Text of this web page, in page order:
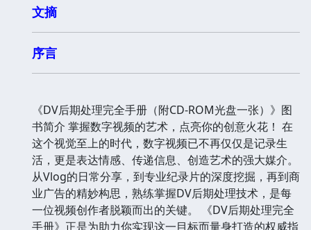
文摘
序言
《DV后期处理完全手册（附CD-ROM光盘一张）》图
书简介 掌握数字视频的艺术，点亮你的创意火花！ 在
这个视觉至上的时代，数字视频已不再仅仅是记录生
活，更是表达情感、传递信息、创造艺术的强大媒介。
从Vlog的日常分享，到专业纪录片的深度挖掘，再到商
业广告的精妙构思，熟练掌握DV后期处理技术，是每
一位视频创作者脱颖而出的关键。 《DV后期处理完全
手册》正是为助力你实现这一目标而量身打造的权威指